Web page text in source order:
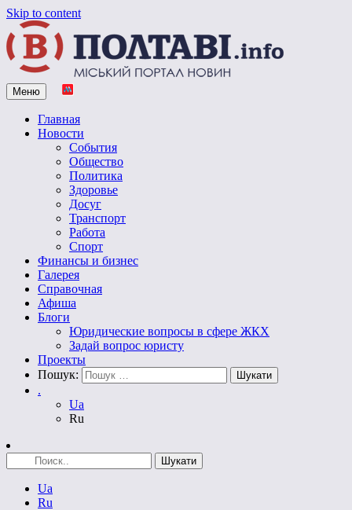
Skip to content
Vpoltave.info
Полтавский портал новостей
Меню
Главная
Новости
События
Общество
Политика
Здоровье
Досуг
Транспорт
Работа
Спорт
Финансы и бизнес
Галерея
Справочная
Афиша
Блоги
Юридические вопросы в сфере ЖКХ
Задай вопрос юристу
Проекты
Пошук:
.
Ua
Ru
Ua
Ru